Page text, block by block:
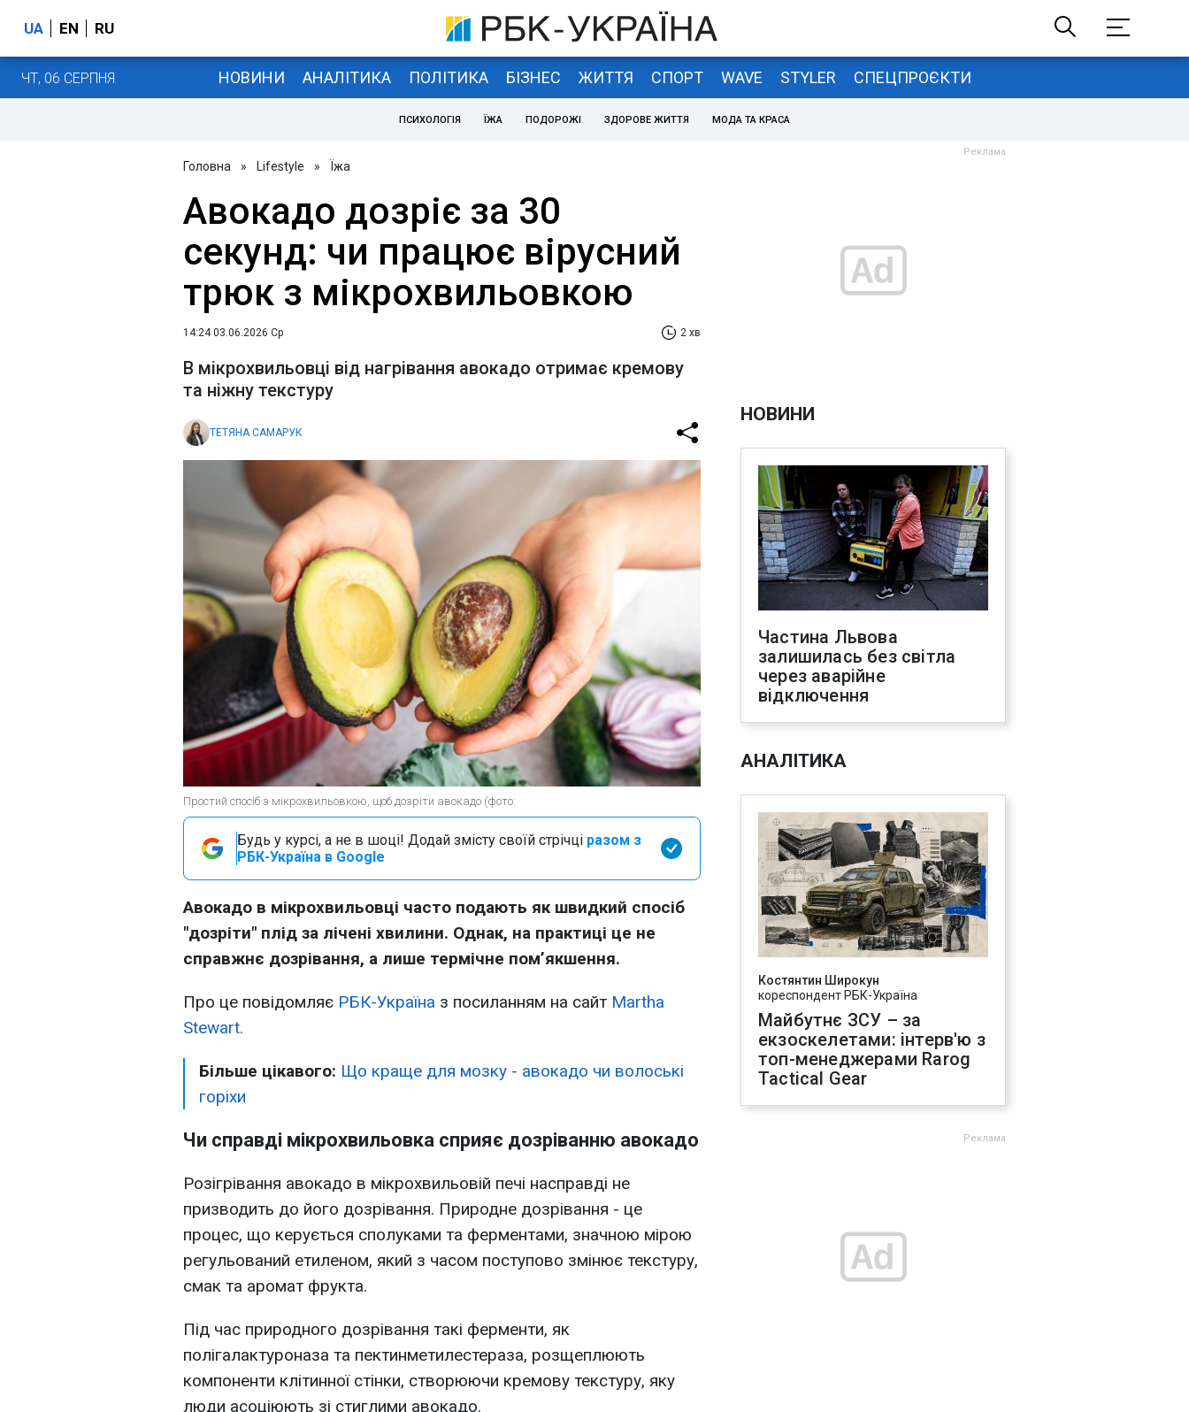
UA EN RU
ЧТ, 06 СЕРПНЯ НОВИНИ АНАЛІТИКА ПОЛІТИКА БІЗНЕС ЖИТТЯ СПОРТ WAVE STYLER СПЕЦПРОЄКТИ
ПСИХОЛОГІЯ ЇЖА ПОДОРОЖІ ЗДОРОВЕ ЖИТТЯ МОДА ТА КРАСА
Головна » Lifestyle » Їжа
Авокадо дозріє за 30
секунд: чи працює вірусний
трюк з мікрохвильовкою
14:24 03.06.2026 Ср 2 хв
В мікрохвильовці від нагрівання авокадо отримає кремову
та ніжну текстуру
ТЕТЯНА САМАРУК
Простий спосіб з мікрохвильовкою, щоб дозріти авокадо (фото:
Будь у курсі, а не в шоці! Додай змісту своїй стрічці разом з
РБК-Україна в Google
Авокадо в мікрохвильовці часто подають як швидкий спосіб
"дозріти" плід за лічені хвилини. Однак, на практиці це не
справжнє дозрівання, а лише термічне пом’якшення.
Про це повідомляє РБК-Україна з посиланням на сайт Martha
Stewart.
Більше цікавого: Що краще для мозку - авокадо чи волоські
горіхи
Чи справді мікрохвильовка сприяє дозріванню авокадо
Розігрівання авокадо в мікрохвильовій печі насправді не
призводить до його дозрівання. Природне дозрівання - це
процес, що керується сполуками та ферментами, значною мірою
регульований етиленом, який з часом поступово змінює текстуру,
смак та аромат фрукта.
Під час природного дозрівання такі ферменти, як
полігалактуроназа та пектинметилестераза, розщеплюють
компоненти клітинної стінки, створюючи кремову текстуру, яку
люди асоціюють зі стиглими авокадо.
НОВИНИ
Частина Львова
залишилась без світла
через аварійне
відключення
АНАЛІТИКА
Костянтин Широкун
кореспондент РБК-Україна
Майбутнє ЗСУ – за
екзоскелетами: інтерв'ю з
топ-менеджерами Rarog
Tactical Gear